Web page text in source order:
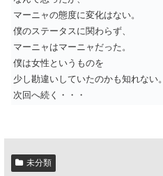
マーニャの態度に変化はない。
僕のステータスに関わらず、
マーニャはマーニャだった。
僕は女性というものを
少し勘違いしていたのかも知れない。
次回へ続く・・・
未分類